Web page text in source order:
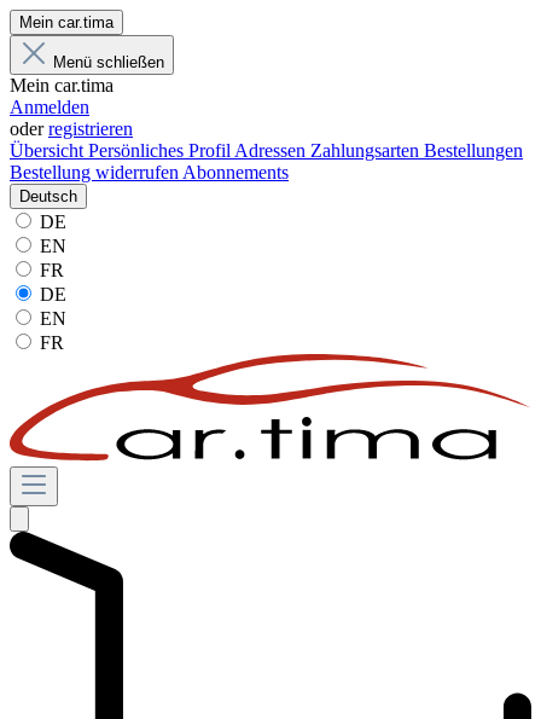
Mein car.tima
Menü schließen
Mein car.tima
Anmelden
oderregistrieren
Übersicht Persönliches Profil Adressen Zahlungsarten Bestellungen
Bestellung widerrufen Abonnements
Deutsch
DE
EN
FR
DE
EN
FR